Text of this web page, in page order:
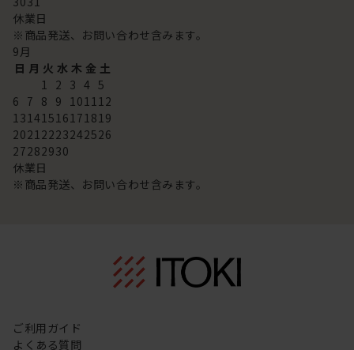
休業日
※商品発送、お問い合わせ含みます。
9月
日 月 火 水 木 金 土
1 2 3 4 5
6 7 8 9 101112
13141516171819
20212223242526
27282930
休業日
※商品発送、お問い合わせ含みます。
ご利用ガイド
よくある質問